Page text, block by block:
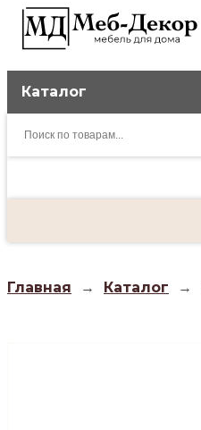
Каталог
товаров
Главная → Каталог →